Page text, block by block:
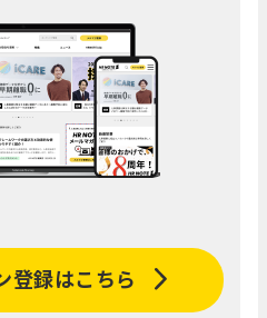
登録はこちら